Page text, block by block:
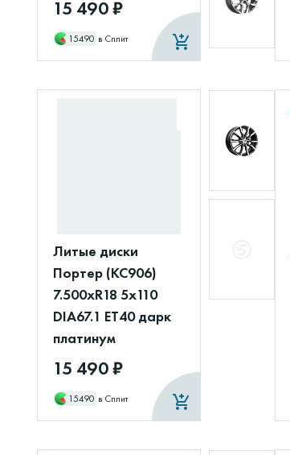
15 490 ₽
15490 в Сплит
Литые диски
Портер (КС906)
7.500xR18 5x110
DIA67.1 ET40 дарк
платинум
15 490 ₽
15490 в Сплит